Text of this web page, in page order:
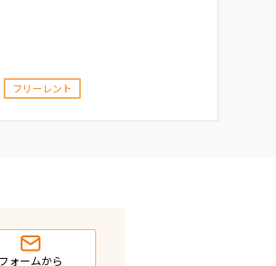
フリーレント
フォームから